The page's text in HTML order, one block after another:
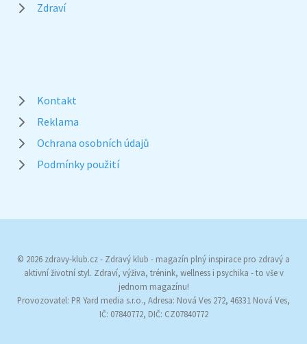
Zdraví
Kontakt
Reklama
Ochrana osobních údajů
Podmínky použití
© 2026 zdravy-klub.cz - Zdravý klub - magazín plný inspirace pro zdravý a
aktivní životní styl. Zdraví, výživa, trénink, wellness i psychika - to vše v
jednom magazínu!
Provozovatel: PR Yard media s.r.o., Adresa: Nová Ves 272, 46331 Nová Ves,
IČ: 07840772, DIČ: CZ07840772